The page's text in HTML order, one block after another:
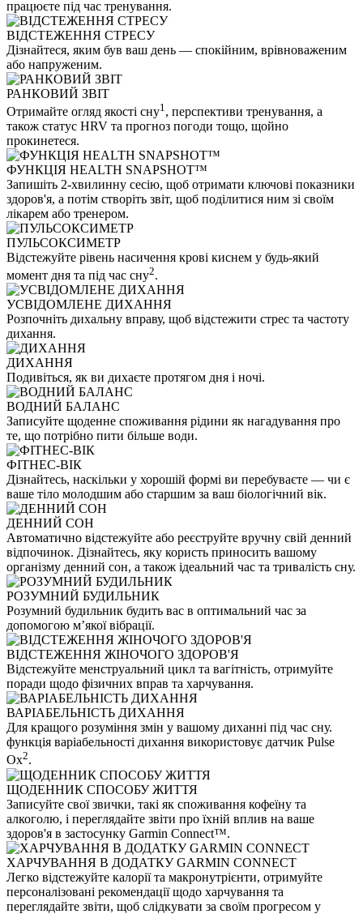
працюєте під час тренування.
ВІДСТЕЖЕННЯ СТРЕСУ
Дізнайтеся, яким був ваш день — спокійним, врівноваженим
або напруженим.
РАНКОВИЙ ЗВІТ
Отримайте огляд якості сну1 , перспективи тренування, а
також статус HRV та прогноз погоди тощо, щойно
прокинетеся.
ФУНКЦІЯ HEALTH SNAPSHOT™
Запишіть 2-хвилинну сесію, щоб отримати ключові показники
здоров'я, а потім створіть звіт, щоб поділитися ним зі своїм
лікарем або тренером.
ПУЛЬСОКСИМЕТР
Відстежуйте рівень насичення крові киснем у будь-який
момент дня та під час сну2.
УСВІДОМЛЕНЕ ДИХАННЯ
Розпочніть дихальну вправу, щоб відстежити стрес та частоту
дихання.
ДИХАННЯ
Подивіться, як ви дихаєте протягом дня і ночі.
ВОДНИЙ БАЛАНС
Записуйте щоденне споживання рідини як нагадування про
те, що потрібно пити більше води.
ФІТНЕС-ВІК
Дізнайтесь, наскільки у хорошій формі ви перебуваєте — чи є
ваше тіло молодшим або старшим за ваш біологічний вік.
ДЕННИЙ СОН
Автоматично відстежуйте або реєструйте вручну свій денний
відпочинок. Дізнайтесь, яку користь приносить вашому
організму денний сон, а також ідеальний час та тривалість сну.
РОЗУМНИЙ БУДИЛЬНИК
Розумний будильник будить вас в оптимальний час за
допомогою м’якої вібрації.
ВІДСТЕЖЕННЯ ЖІНОЧОГО ЗДОРОВ'Я
Відстежуйте менструальний цикл та вагітність, отримуйте
поради щодо фізичних вправ та харчування.
ВАРІАБЕЛЬНІСТЬ ДИХАННЯ
Для кращого розуміння змін у вашому диханні під час сну.
функція варіабельності дихання використовує датчик Pulse
Ox2.
ЩОДЕННИК СПОСОБУ ЖИТТЯ
Записуйте свої звички, такі як споживання кофеїну та
алкоголю, і переглядайте звіти про їхній вплив на ваше
здоров'я в застосунку Garmin Connect™.
ХАРЧУВАННЯ В ДОДАТКУ GARMIN CONNECT
Легко відстежуйте калорії та макронутрієнти, отримуйте
персоналізовані рекомендації щодо харчування та
переглядайте звіти, щоб слідкувати за своїм прогресом у